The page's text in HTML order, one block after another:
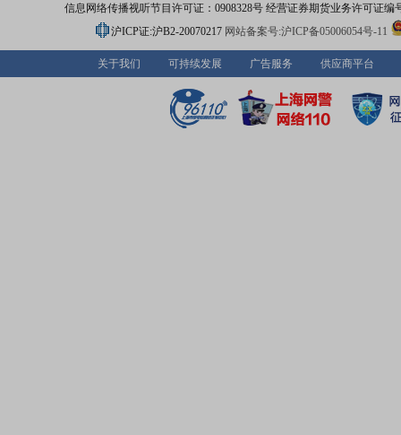
斗。
信息网络传播视听节目许可证：0908328号 经营证券期货业务许可证编
沪ICP证:沪B2-20070217 网站备案号:沪ICP备05006054号-11
关于我们 可持续发展 广告服务 供应商平台